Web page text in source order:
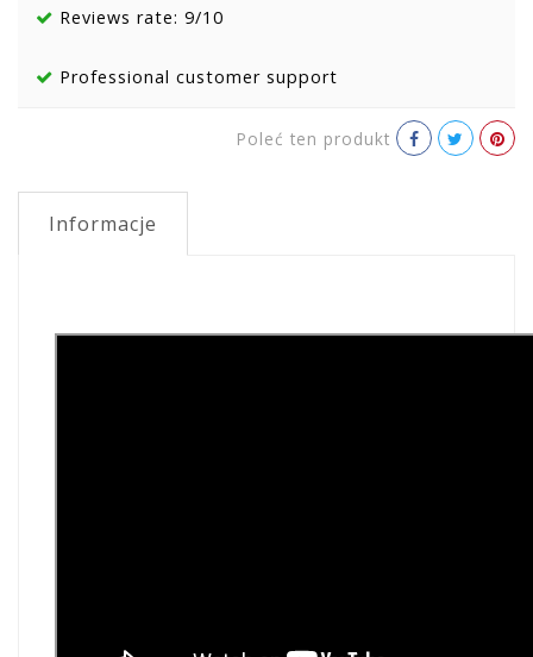
Reviews rate: 9/10
Professional customer support
Poleć ten produkt
Informacje